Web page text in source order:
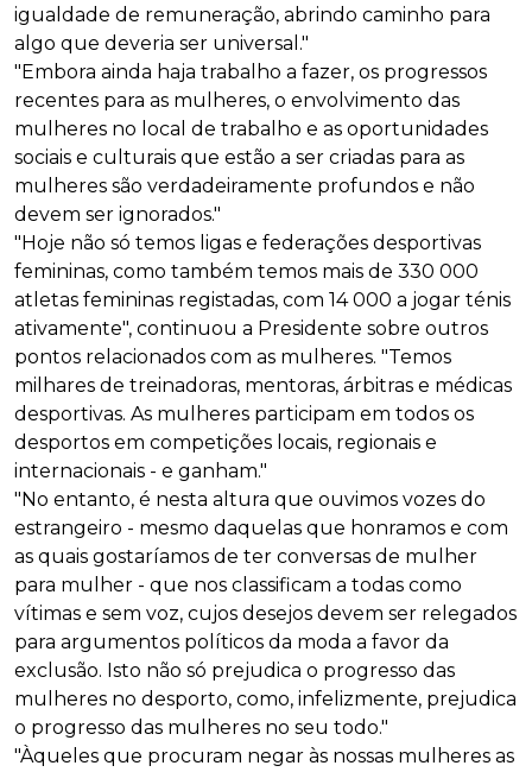
igualdade de remuneração, abrindo caminho para
algo que deveria ser universal."
"Embora ainda haja trabalho a fazer, os progressos
recentes para as mulheres, o envolvimento das
mulheres no local de trabalho e as oportunidades
sociais e culturais que estão a ser criadas para as
mulheres são verdadeiramente profundos e não
devem ser ignorados."
"Hoje não só temos ligas e federações desportivas
femininas, como também temos mais de 330 000
atletas femininas registadas, com 14 000 a jogar ténis
ativamente", continuou a Presidente sobre outros
pontos relacionados com as mulheres. "Temos
milhares de treinadoras, mentoras, árbitras e médicas
desportivas. As mulheres participam em todos os
desportos em competições locais, regionais e
internacionais - e ganham."
"No entanto, é nesta altura que ouvimos vozes do
estrangeiro - mesmo daquelas que honramos e com
as quais gostaríamos de ter conversas de mulher
para mulher - que nos classificam a todas como
vítimas e sem voz, cujos desejos devem ser relegados
para argumentos políticos da moda a favor da
exclusão. Isto não só prejudica o progresso das
mulheres no desporto, como, infelizmente, prejudica
o progresso das mulheres no seu todo."
"Àqueles que procuram negar às nossas mulheres as